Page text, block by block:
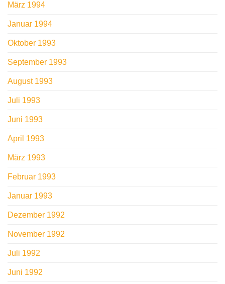
März 1994
Januar 1994
Oktober 1993
September 1993
August 1993
Juli 1993
Juni 1993
April 1993
März 1993
Februar 1993
Januar 1993
Dezember 1992
November 1992
Juli 1992
Juni 1992